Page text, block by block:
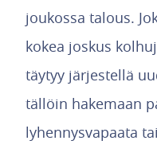
joukossa talous.
kokea joskus
täytyy järjestellä
tällöin hakemaan
lyhennysvapaata